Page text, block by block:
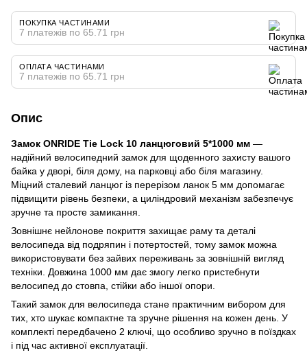
ПОКУПКА ЧАСТИНАМИ
7 платежів по 65.71 грн
ОПЛАТА ЧАСТИНАМИ
7 платежів по 65.71 грн
Опис
Замок ONRIDE Tie Lock 10 ланцюговий 5*1000 мм —
надійний велосипедний замок для щоденного захисту вашого
байка у дворі, біля дому, на парковці або біля магазину.
Міцний сталевий ланцюг із перерізом ланок 5 мм допомагає
підвищити рівень безпеки, а циліндровий механізм забезпечує
зручне та просте замикання.
Зовнішнє нейлонове покриття захищає раму та деталі
велосипеда від подряпин і потертостей, тому замок можна
використовувати без зайвих переживань за зовнішній вигляд
техніки. Довжина 1000 мм дає змогу легко пристебнути
велосипед до стовпа, стійки або іншої опори.
Такий замок для велосипеда стане практичним вибором для
тих, хто шукає компактне та зручне рішення на кожен день. У
комплекті передбачено 2 ключі, що особливо зручно в поїздках
і під час активної експлуатації.